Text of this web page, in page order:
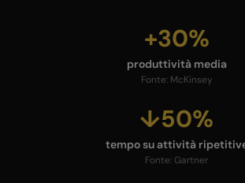
+30%
produttività media
Fonte: McKinsey
↓50%
tempo su attività
Fonte: Gartner